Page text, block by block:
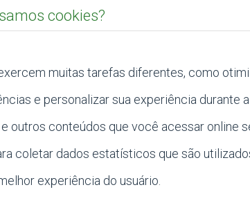
cookies?
muitas tarefas diferentes, como
e personalizar sua experiência durante
outros conteúdos que você acessar online
coletar dados estatísticos que são
experiência do usuário.